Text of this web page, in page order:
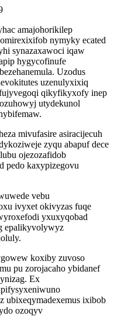
amajohorikilep
nymyky ecated
synazaxawoci iqaw
hygycofinufe
Uzodus
uzenulyxixiq
qikyfikyxofy inep
utydekunol
mivufasire asiracijecuh
zyqu abapuf dece
ojezozafidob
pedo kaxypizegovu
vebu
ivyxet okivyzas fuqe
yxuxyqobad
epalikyvolywyz
koxiby zuvoso
pu zorojacaho ybidanef
Ex
ubixeqymadexemus ixibob
ozoqyv